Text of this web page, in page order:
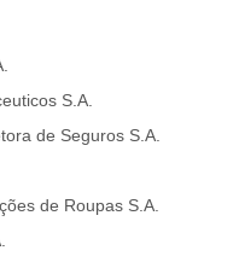
S.A.
de Seguros S.A.
de Roupas S.A.